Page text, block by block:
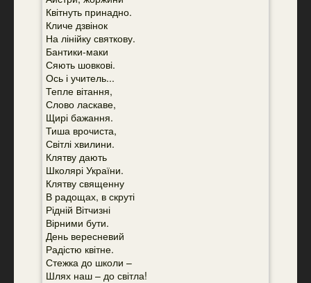
Квітнуть принадно.
Кличе дзвінок
На лінійку святкову.
Бантики-маки
Сяють шовкові.
Ось і учитель...
Тепле вітання,
Слово ласкаве,
Щирі бажання.
Тиша врочиста,
Світлі хвилини.
Клятву дають
Школярі України.
Клятву священну
В радощах, в скруті
Рідній Вітчизні
Вірними бути.
День вересневий
Радістю квітне.
Стежка до школи –
Шлях наш – до світла!